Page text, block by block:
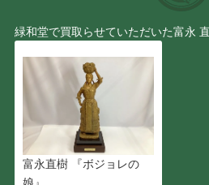
緑和堂で買取らせていただいた富永
富永直樹 『ボジョレの